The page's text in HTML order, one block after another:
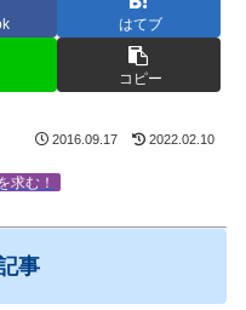
はてブ
コピー
2016.09.17 2022.02.10
求む！
事